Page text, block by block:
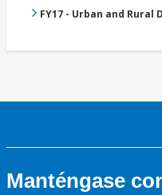
FY17 - Urban and Rural
Manténgase